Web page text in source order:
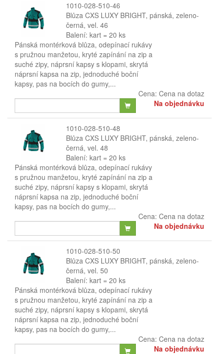
1010-028-510-46
Blůza CXS LUXY BRIGHT, pánská, zeleno-
černá, vel. 46
Balení: kart = 20 ks
Pánská montérková blůza, odepínací rukávy
s pružnou manžetou, kryté zapínání na zip a
suché zipy, náprsní kapsy s klopami, skrytá
náprsní kapsa na zip, jednoduché boční
kapsy, pas na bocích do gumy,...
Cena: Cena na dotaz
Na objednávku
1010-028-510-48
Blůza CXS LUXY BRIGHT, pánská, zeleno-
černá, vel. 48
Balení: kart = 20 ks
Pánská montérková blůza, odepínací rukávy
s pružnou manžetou, kryté zapínání na zip a
suché zipy, náprsní kapsy s klopami, skrytá
náprsní kapsa na zip, jednoduché boční
kapsy, pas na bocích do gumy,...
Cena: Cena na dotaz
Na objednávku
1010-028-510-50
Blůza CXS LUXY BRIGHT, pánská, zeleno-
černá, vel. 50
Balení: kart = 20 ks
Pánská montérková blůza, odepínací rukávy
s pružnou manžetou, kryté zapínání na zip a
suché zipy, náprsní kapsy s klopami, skrytá
náprsní kapsa na zip, jednoduché boční
kapsy, pas na bocích do gumy,...
Cena: Cena na dotaz
Na objednávku